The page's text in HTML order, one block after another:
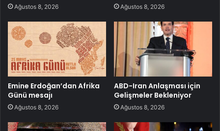
Ağustos 8, 2026 Ağustos 8, 2026
Emine Erdoğan’dan Afrika
Günü mesajı
Ağustos 8, 2026
ABD-Iran Anlaşması için
Gelişmeler Bekleniyor
Ağustos 8, 2026